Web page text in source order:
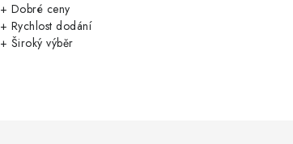
+ Dobré ceny
+ Rychlost dodání
+ Široký výběr